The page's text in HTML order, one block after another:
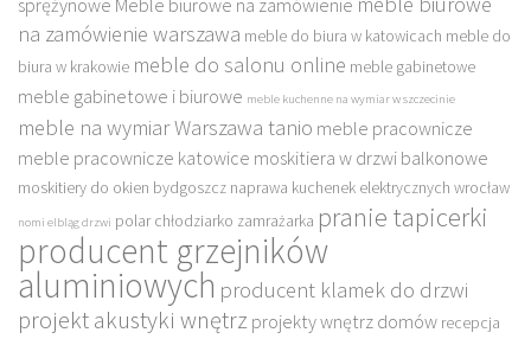
sprężynowe Meble biurowe na zamówienie
na zamówienie warszawa meble do biura w katowicach meble do
biura w krakowie meble do salonu online meble gabinetowe
meble gabinetowe i biurowe meble kuchenne na wymiar w szczecinie
meble na wymiar Warszawa tanio meble pracownicze
meble pracownicze katowice moskitiera w drzwi balkonowe
moskitiery do okien bydgoszcz naprawa kuchenek elektrycznych wrocław
nomi elbląg drzwi polar chłodziarko zamrażarka pranie tapicerki
producent grzejników
aluminiowych producent klamek do drzwi
projekt akustyki wnętrz projekty wnętrz domów recepcja